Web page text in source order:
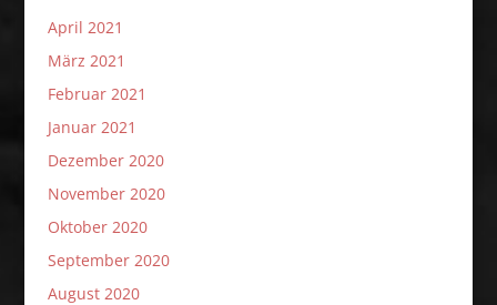
April 2021
März 2021
Februar 2021
Januar 2021
Dezember 2020
November 2020
Oktober 2020
September 2020
August 2020